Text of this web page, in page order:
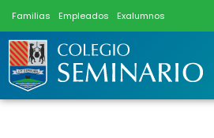
Familias Empleados Exalumnos